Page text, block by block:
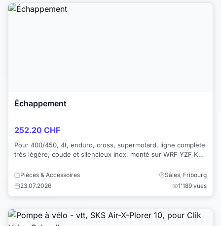
Échappement
252.20 CHF
Pour 400/450, 4t, enduro, cross, supermotard, ligne complète
très légère, coude et silencieux inox, monté sur WRF YZF KXF
Pièces & Accessoires
Sâles, Fribourg
23.07.2026
1'189 vues